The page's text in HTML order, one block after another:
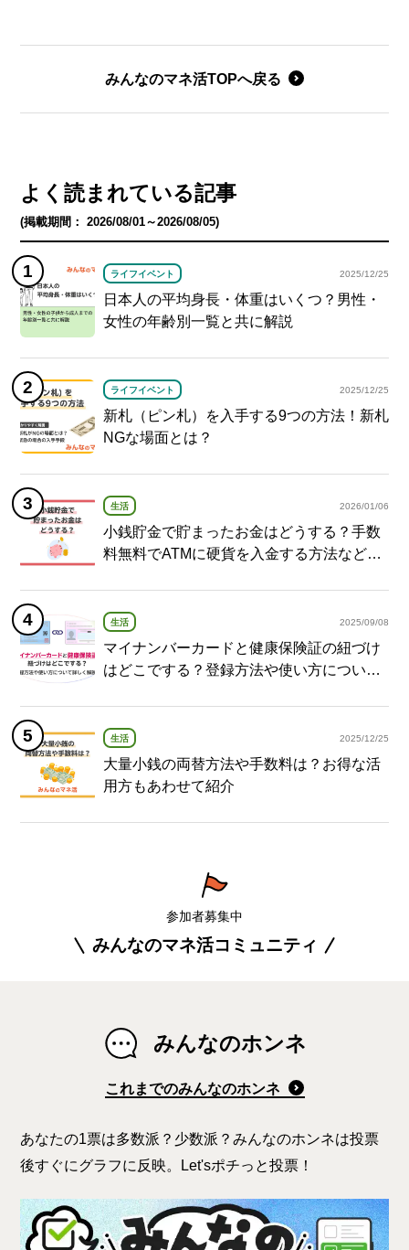
みんなのマネ活TOPへ戻る
よく読まれている記事
(掲載期間： 2026/08/01～2026/08/05)
ライフイベント 2025/12/25
日本人の平均身長・体重はいくつ？男性・
女性の年齢別一覧と共に解説
ライフイベント 2025/12/25
新札（ピン札）を入手する9つの方法！新札
NGな場面とは？
生活 2026/01/06
小銭貯金で貯まったお金はどうする？手数
料無料でATMに硬貨を入金する方法など紹
生活 2025/09/08
マイナンバーカードと健康保険証の紐づけ
はどこでする？登録方法や使い方について
生活 2025/12/25
大量小銭の両替方法や手数料は？お得な活
用方もあわせて紹介
参加者募集中
みんなのマネ活コミュニティ
みんなのホンネ
これまでのみんなのホンネ
あなたの1票は多数派？少数派？みんなのホンネは投票
後すぐにグラフに反映。Let'sポチっと投票！